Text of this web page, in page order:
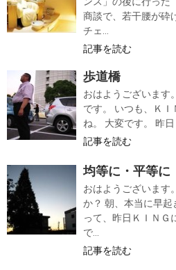
商談で、若干腰が砕
チェ...
記事を読む
歩道橋
おはようございます
です。 いつも、Ｋ
ね。 大変です。 昨日
記事を読む
均等に・平等に
おはようございます
か？ 朝、本当に早起
って、昨日ＫＩＮＧ
で...
記事を読む